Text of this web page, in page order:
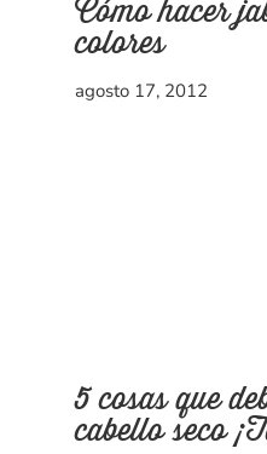
Cómo hacer
colores
agosto 17, 2012
5 cosas que
cabello seco